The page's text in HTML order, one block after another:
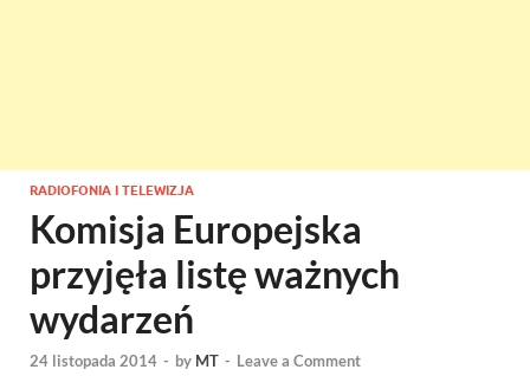
RADIOFONIA I TELEWIZJA
Komisja Europejska
przyjęła listę ważnych
wydarzeń
24 listopada 2014 - by MT - Leave a Comment